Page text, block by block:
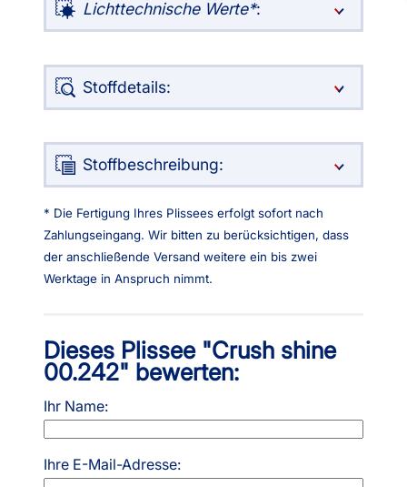
Lichttechnische Werte :
Stoffdetails:
Stoffbeschreibung:
* Die Fertigung Ihres Plissees erfolgt sofort nach
Zahlungseingang. Wir bitten zu berücksichtigen, dass
der anschließende Versand weitere ein bis zwei
Werktage in Anspruch nimmt.
Dieses Plissee "Crush shine
00.242" bewerten:
Ihr Name:
Ihre E-Mail-Adresse: